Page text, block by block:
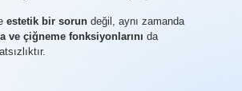
estetik bir sorun değil, aynı zamanda
ve çiğneme fonksiyonlarını da